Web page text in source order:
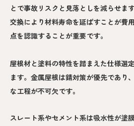
とで事故リスクと見落としを減らせま
交換により材料寿命を延ばすことが費
点を認識することが重要です。
屋根材と塗料の特性を踏まえた仕様選
ます。金属屋根は錆対策が優先であり
な工程が不可欠です。
スレート系やセメント系は吸水性が塗